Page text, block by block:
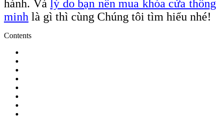
hành. Vàlý do bạn nên mua khóa cửa thông
minh là gì thì cùng Chúng tôi tìm hiểu nhé!
Contents